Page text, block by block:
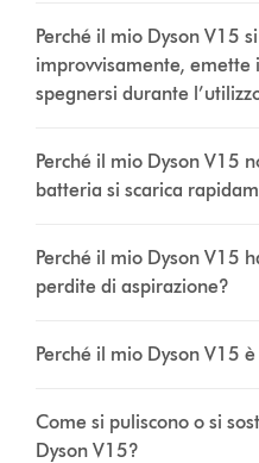
Perché il mio Dyson V15
improvvisamente, emette
spegnersi durante
Perché il mio Dyson V15
batteria si scarica
Perché il mio Dyson V15
perdite di aspirazione?
Perché il mio Dyson V15
Come si puliscono o si
Dyson V15?